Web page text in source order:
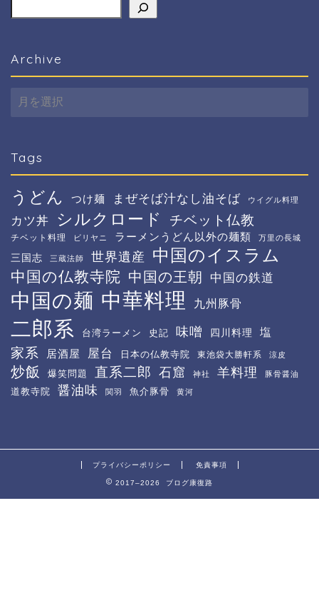
Archive
Tags
うどん つけ麺 まぜそば汁なし油そば ウイグル料理
カツ丼 シルクロード チベット仏教
チベット料理 ビリヤニ ラーメンうどん以外の麺類 万里の長城
三国志 三蔵法師 世界遺産 中国のイスラム
中国の仏教寺院 中国の王朝 中国の鉄道
中国の麺 中華料理 九州豚骨
二郎系 台湾ラーメン 史記 味噌 四川料理 塩
家系 居酒屋 屋台 日本の仏教寺院 東池袋大勝軒系 涼皮
炒飯 爆笑問題 直系二郎 石窟 神社 羊料理 豚骨醤油
道教寺院 醤油味 関羽 魚介豚骨 黄河
プライバシーポリシー 免責事項
2017–2026 ブログ康復路